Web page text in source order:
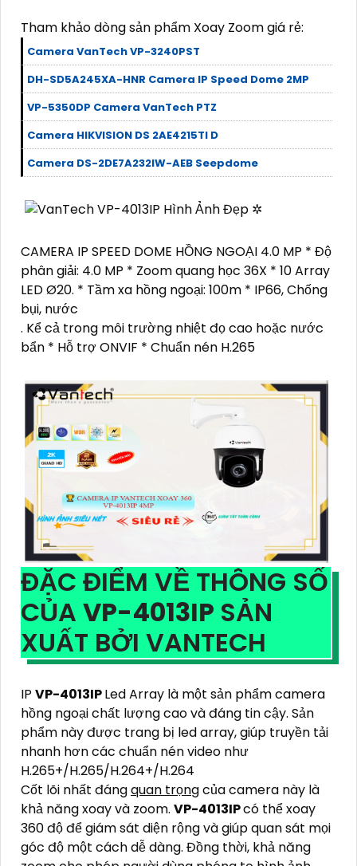
Tham khảo dòng sản phẩm Xoay Zoom giá rẻ:
Camera VanTech VP-3240PST
DH-SD5A245XA-HNR Camera IP Speed Dome 2MP
VP-5350DP Camera VanTech PTZ
Camera HIKVISION DS 2AE4215TI D
Camera DS-2DE7A232IW-AEB Seepdome
CAMERA IP SPEED DOME HỒNG NGOẠI 4.0 MP * Độ
phân giải: 4.0 MP * Zoom quang học 36X * 10 Array
LED Ø20. * Tầm xa hồng ngoại: 100m * IP66, Chống
bụi, nước
. Kể cả trong môi trường nhiệt đọ cao hoặc nước
bẩn * Hỗ trợ ONVIF * Chuẩn nén H.265
ĐẶC ĐIỂM VỀ THÔNG SỐ
CỦA VP-4013IP SẢN
XUẤT BỞI VANTECH
IP VP-4013IPLed Array là một sản phẩm camera
hồng ngoại chất lượng cao và đáng tin cậy. Sản
phẩm này được trang bị led array, giúp truyền tải
nhanh hơn các chuẩn nén video như
H.265+/H.265/H.264+/H.264
Cốt lõi nhất đángquan trọngcủa camera này là
khả năng xoay và zoom. VP-4013IPcó thể xoay
360 độ để giám sát diện rộng và giúp quan sát mọi
góc độ một cách dễ dàng. Đồng thời, khả năng